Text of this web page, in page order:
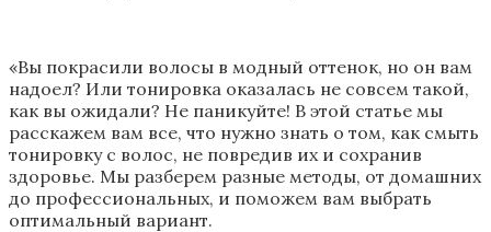
«Вы покрасили волосы в модный оттенок‚ но он вам
надоел? Или тонировка оказалась не совсем такой‚
как вы ожидали? Не паникуйте! В этой статье мы
расскажем вам все‚ что нужно знать о том‚ как смыть
тонировку с волос‚ не повредив их и сохранив
здоровье. Мы разберем разные методы‚ от домашних
до профессиональных‚ и поможем вам выбрать
оптимальный вариант.